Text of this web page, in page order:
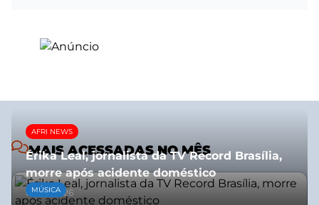
MAIS ACESSADAS NO MÊS
AFRI NEWS
Érika Leal, jornalista da TV Record Brasília,
morre após acidente doméstico
08/07/2026
MÚSICA